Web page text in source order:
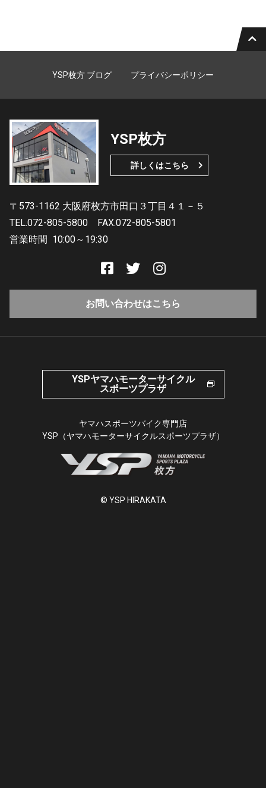
YSP枚方 ブログ プライバシーポリシー
YSP枚方
詳しくはこちら
〒573-1162 大阪府枚方市田口３丁目４１－５
TEL.072-805-5800
FAX.072-805-5801
営業時間 10:00～19:30
お問い合わせはこちら
YSPヤマハモーターサイクル
スポーツプラザ
ヤマハスポーツバイク専門店
YSP（ヤマハモーターサイクルスポーツプラザ）
© YSP HIRAKATA